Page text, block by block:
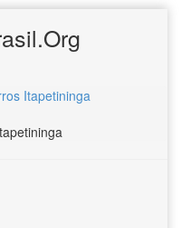
Itapetininga